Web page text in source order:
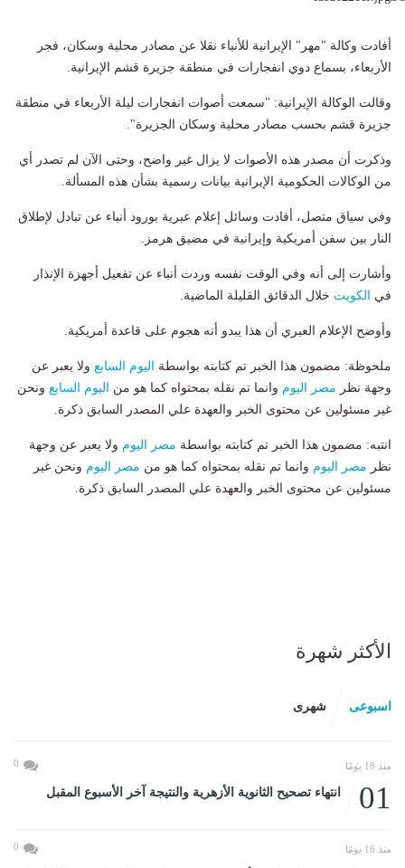
أفادت وكالة "مهر" الإيرانية للأنباء نقلا عن مصادر محلية وسكان، فجر
الأربعاء، بسماع دوي انفجارات في منطقة جزيرة قشم الإيرانية.
وقالت الوكالة الإيرانية: "سمعت أصوات انفجارات ليلة الأربعاء في منطقة
جزيرة قشم بحسب مصادر محلية وسكان الجزيرة".
وذكرت أن مصدر هذه الأصوات لا يزال غير واضح، وحتى الآن لم تصدر أي
من الوكالات الحكومية الإيرانية بيانات رسمية بشأن هذه المسألة.
وفي سياق متصل، أفادت وسائل إعلام عبرية بورود أنباء عن تبادل لإطلاق
النار بين سفن أمريكية وإيرانية في مضيق هرمز.
وأشارت إلى أنه وفي الوقت نفسه وردت أنباء عن تفعيل أجهزة الإنذار
في
الكويت خلال الدقائق القليلة الماضية.
وأوضح الإعلام العبري أن هذا يبدو أنه هجوم على قاعدة أمريكية.
ملحوظة: مضمون هذا الخبر تم كتابته بواسطة اليوم السابع ولا يعبر عن
وجهة نظر مصر اليوم وانما تم نقله بمحتواه كما هو من اليوم السابع ونحن
غير مسئولين عن محتوى الخبر والعهدة علي المصدر السابق ذكرة.
انتبه: مضمون هذا الخبر تم كتابته بواسطة مصر اليوم ولا يعبر عن وجهة
نظر مصر اليوم وانما تم نقله بمحتواه كما هو من مصر اليوم ونحن غير
مسئولين عن محتوى الخبر والعهدة علي المصدر السابق ذكرة.
الأكثر شهرة
اسبوعى شهرى
منذ 18 يومًا 0
01 انتهاء تصحيح الثانوية الأزهرية والنتيجة آخر الأسبوع المقبل
منذ 16 يومًا 0